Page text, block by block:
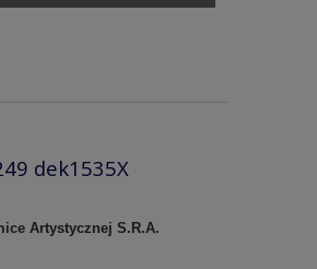
dek1535X
Artystycznej S.R.A.